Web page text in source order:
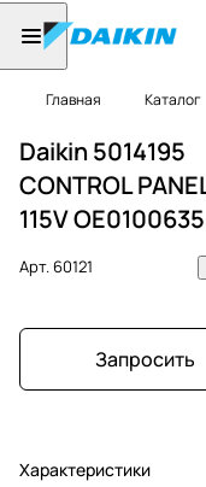
Главная Каталог
Daikin 5014195
CONTROL
115V OE0100635
Арт.60121
Запросить
Характеристики